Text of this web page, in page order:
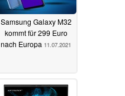
Samsung Galaxy M32
kommt für 299 Euro
nach Europa 11.07.2021